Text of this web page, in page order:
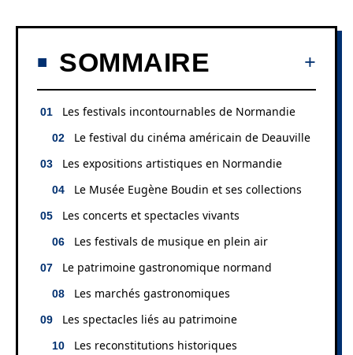
SOMMAIRE
Les festivals incontournables de Normandie
Le festival du cinéma américain de Deauville
Les expositions artistiques en Normandie
Le Musée Eugène Boudin et ses collections
Les concerts et spectacles vivants
Les festivals de musique en plein air
Le patrimoine gastronomique normand
Les marchés gastronomiques
Les spectacles liés au patrimoine
Les reconstitutions historiques